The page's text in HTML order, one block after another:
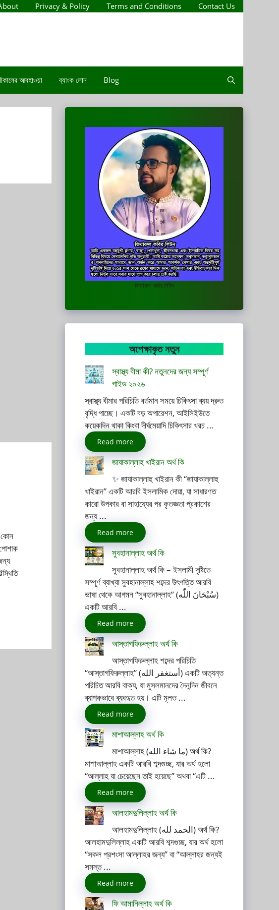
Privacy & Policy Terms and Conditions Contact Us
আবহাওয়া ব্যাংক লোন Blog
কোন
জিয়ারুল কবির লিটন
অপেক্ষাকৃত নতুন
স্বাস্থ্য বীমা কী? নতুনদের জন্য সম্পূর্ণ
গাইড ২০২৬
স্বাস্থ্য বীমার পরিচিতি বর্তমান সময়ে চিকিৎসা ব্যয় দ্রুত
বৃদ্ধি পাচ্ছে। একটি বড় অপারেশন, আইসিইউতে
কয়েকদিন থাকা কিংবা দীর্ঘমেয়াদি চিকিৎসার খরচ ...
Read more
জাযাকাল্লাহ খাইরান অর্থ কি
✨ জাযাকাল্লাহু খাইরান কী “জাযাকাল্লাহু
খাইরান” একটি আরবি ইসলামিক দোয়া, যা সাধারণত
কারো উপকার বা সাহায্যের পর কৃতজ্ঞতা প্রকাশের
জন্য ...
Read more
সুবহানাল্লাহ অর্থ কি
সুবহানাল্লাহ অর্থ কি – ইসলামী দৃষ্টিতে
সম্পূর্ণ ব্যাখ্যা সুবহানাল্লাহ শব্দের উৎপত্তি আরবি
ভাষা থেকে আগমন “সুবহানাল্লাহ” (سُبْحَانَ اللّٰه)
একটি আরবি ...
Read more
আস্তাগফিরুল্লাহ অর্থ কি
আস্তাগফিরুল্লাহ শব্দের পরিচিতি
“আস্তাগফিরুল্লাহ” (أستغفر الله) একটি অত্যন্ত
পরিচিত আরবি বাক্য, যা মুসলমানদের দৈনন্দিন জীবনে
ব্যাপকভাবে ব্যবহৃত হয়। এটি মূলত ...
Read more
মাশাআল্লাহ অর্থ কি
মাশাআল্লাহ (ما شاء الله) অর্থ কি?
মাশাআল্লাহ একটি আরবি শব্দগুচ্ছ, যার অর্থ হলো
“আল্লাহ যা চেয়েছেন তাই হয়েছে” অথবা “এটি ...
Read more
আলহামদুলিল্লাহ অর্থ কি
আলহামদুলিল্লাহ (الحمد لله) অর্থ কি?
আলহামদুলিল্লাহ একটি আরবি শব্দগুচ্ছ, যার অর্থ হলো
“সকল প্রশংসা আল্লাহর জন্য” বা “আল্লাহর জন্যই
সমস্ত ...
Read more
ফি আমানিল্লাহ অর্থ কি